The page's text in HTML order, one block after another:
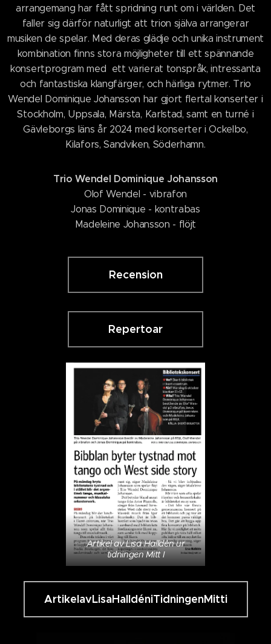
arrangemang har fått spridning runt om i världen. Det
faller sig därför naturligt att trion själva arrangerar
musiken de spelar. Med deras glädje och unika instrument
kombination finns stora möjligheter till ett spännande
konsertprogram med ett varierat tonspråk, intressanta
och fantastiska klangfärger, och härliga rytmer. Trio
Wendel Dominique Johansson har gjort flertal konserter i
Stockholm, Uppsala, Märsta, Karlstad, samt en turné i
Gävleborgs läns år 2024 med konserter i Ockelbo,
Kilafors, Sandviken, Söderhamn.
Trio Wendel Dominique Johansson
Olof Wendel - vibrafon
Jonas Dominique - kontrabas
Madeleine Johansson - flöjt
Recension
Repertoar
Artikel av Lisa Halldén ur
tidningen Mitt I
ArtikelavLisaHalldéniTidningenMitti